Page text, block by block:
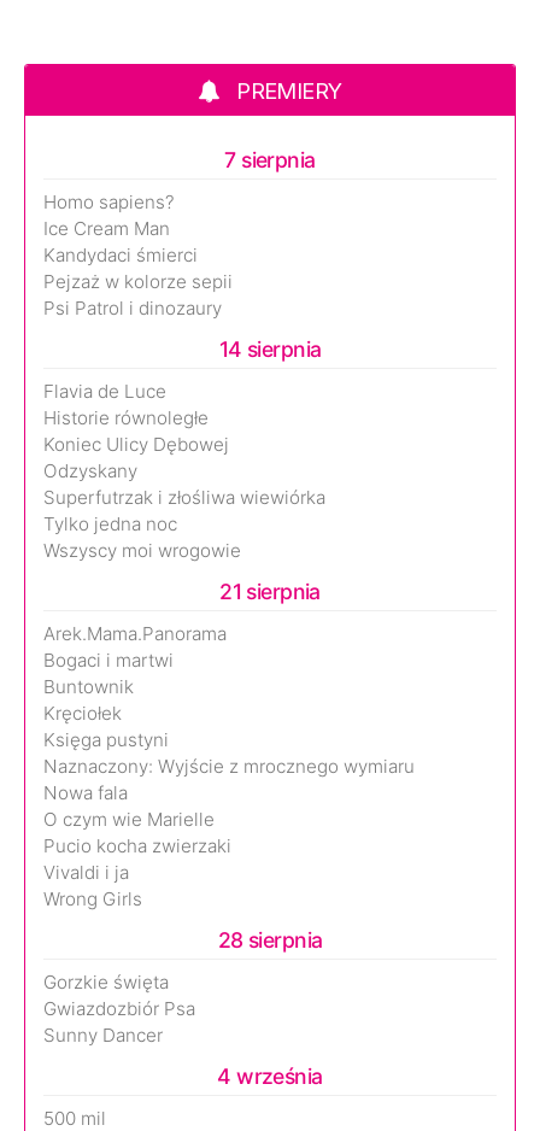
PREMIERY
7 sierpnia
Homo sapiens?
Ice Cream Man
Kandydaci śmierci
Pejzaż w kolorze sepii
Psi Patrol i dinozaury
14 sierpnia
Flavia de Luce
Historie równoległe
Koniec Ulicy Dębowej
Odzyskany
Superfutrzak i złośliwa wiewiórka
Tylko jedna noc
Wszyscy moi wrogowie
21 sierpnia
Arek.Mama.Panorama
Bogaci i martwi
Buntownik
Kręciołek
Księga pustyni
Naznaczony: Wyjście z mrocznego wymiaru
Nowa fala
O czym wie Marielle
Pucio kocha zwierzaki
Vivaldi i ja
Wrong Girls
28 sierpnia
Gorzkie święta
Gwiazdozbiór Psa
Sunny Dancer
4 września
500 mil